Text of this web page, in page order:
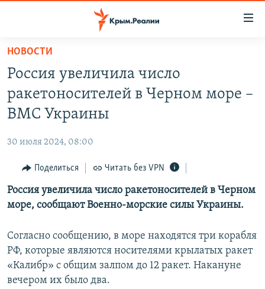
Вернуться
основному
содержанию
Вернутся
главной
Вернутся
поиску
СПЕЦПРОЕКТЫ
ГРУЗ 200
11 ЛЕТ ОККУПАЦИИ КРЫМА. 11 ИСТОРИЙ СОПРОТИВЛЕНИЯ
ВОДА
ЕЩЕ
ИНТЕРАКТИВ
ИНФОГРАФИКА
ТЕЛЕПРОЕКТ КРЫМ.РЕАЛИИ
СОВЕТЫ ПРАВОЗАЩИТНИКОВ
ПРОПАВШИЕ БЕЗ ВЕСТИ
ПОБЕДИТЕЛЕЙ НЕ СУДЯТ?
РАДІО СВОБОДА
КАК ОБОЙТИ БЛОКИРОВКУ
Qırımtatar
ПРИСОЕДИНЯЙТЕСЬ!
НОВОСТИ
Россия увеличила число
ракетоносителей в Черном море –
ВМС Украины
30 июля 2024, 08:00
Поделиться Читать без VPN
Россия увеличила число ракетоносителей в Черном
море, сообщают Военно-морские силы Украины.
Согласно сообщению, в море находятся три корабля
РФ, которые являются носителями крылатых ракет
«Калибр» с общим залпом до 12 ракет. Накануне
вечером их было два.